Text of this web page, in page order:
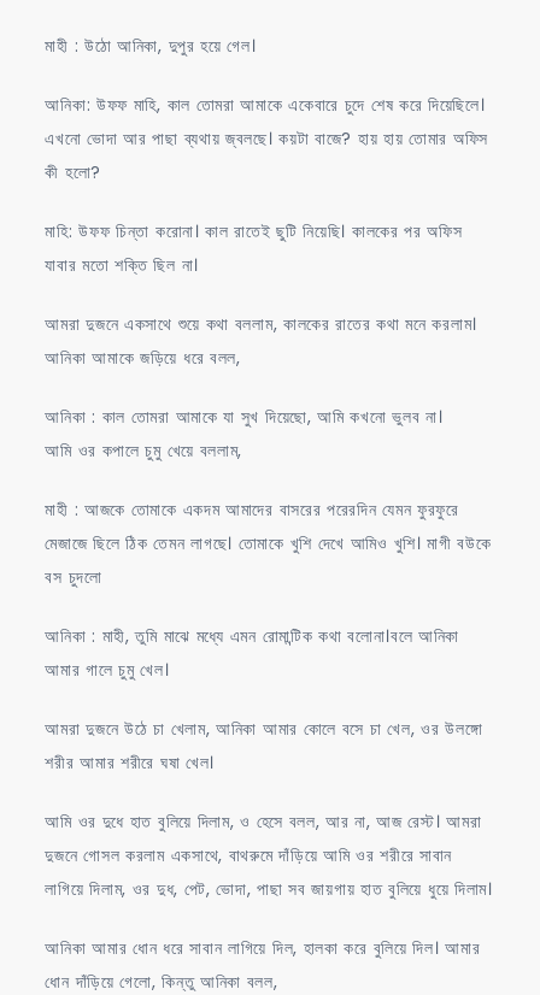
মাহী : উঠো আনিকা, দুপুর হয়ে গেল।
আনিকা: উফফ মাহি, কাল তোমরা আমাকে একেবারে চুদে শেষ করে দিয়েছিলে।
এখনো ভোদা আর পাছা ব্যথায় জ্বলছে। কয়টা বাজে? হায় হায় তোমার অফিস
কী হলো?
মাহি: উফফ চিন্তা করোনা। কাল রাতেই ছুটি নিয়েছি। কালকের পর অফিস
যাবার মতো শক্তি ছিল না।
আমরা দুজনে একসাথে শুয়ে কথা বললাম, কালকের রাতের কথা মনে করলাম।
আনিকা আমাকে জড়িয়ে ধরে বলল,
আনিকা : কাল তোমরা আমাকে যা সুখ দিয়েছো, আমি কখনো ভুলব না।
আমি ওর কপালে চুমু খেয়ে বললাম,
মাহী : আজকে তোমাকে একদম আমাদের বাসরের পরেরদিন যেমন ফুরফুরে
মেজাজে ছিলে ঠিক তেমন লাগছে। তোমাকে খুশি দেখে আমিও খুশি। মাগী বউকে
বস চুদলো
আনিকা : মাহী, তুমি মাঝে মধ্যে এমন রোমান্টিক কথা বলোনা।বলে আনিকা
আমার গালে চুমু খেল।
আমরা দুজনে উঠে চা খেলাম, আনিকা আমার কোলে বসে চা খেল, ওর উলঙ্গো
শরীর আমার শরীরে ঘষা খেল।
আমি ওর দুধে হাত বুলিয়ে দিলাম, ও হেসে বলল, আর না, আজ রেস্ট। আমরা
দুজনে গোসল করলাম একসাথে, বাথরুমে দাঁড়িয়ে আমি ওর শরীরে সাবান
লাগিয়ে দিলাম, ওর দুধ, পেট, ভোদা, পাছা সব জায়গায় হাত বুলিয়ে ধুয়ে দিলাম।
আনিকা আমার ধোন ধরে সাবান লাগিয়ে দিল, হালকা করে বুলিয়ে দিল। আমার
ধোন দাঁড়িয়ে গেলো, কিন্তু আনিকা বলল,